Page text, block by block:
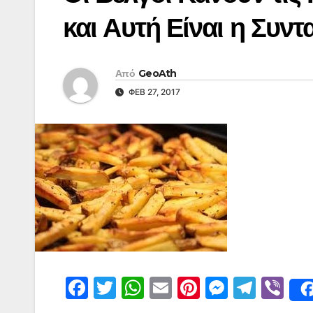
και Αυτή Είναι η
Από GeoAth
ΦΕΒ 27, 2017
F
T
W E
Pi M T
Vi